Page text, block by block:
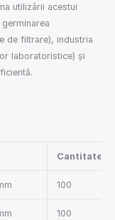
utilizǎrii acestui
de filtrare), industria
laboratoristice) şi
Cantitate/
100
100